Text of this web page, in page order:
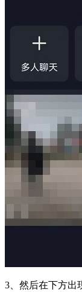
3、然后在下方出